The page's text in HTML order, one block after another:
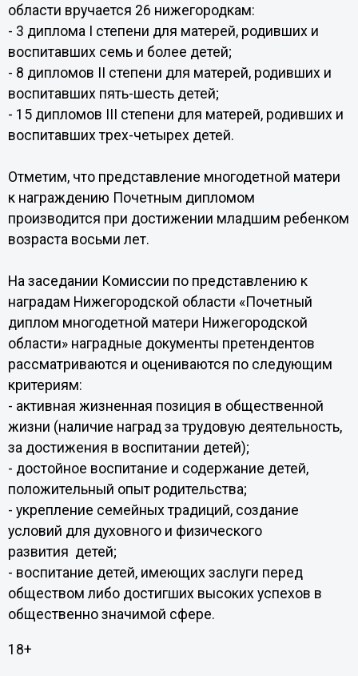
области вручается 26 нижегородкам:
- 3 диплома I степени для матерей, родивших и
воспитавших семь и более детей;
- 8 дипломов II степени для матерей, родивших и
воспитавших пять-шесть детей;
- 15 дипломов III степени для матерей, родивших и
воспитавших трех-четырех детей.
Отметим, что представление многодетной матери
к награждению Почетным дипломом
производится при достижении младшим ребенком
возраста восьми лет.
На заседании Комиссии по представлению к
наградам Нижегородской области «Почетный
диплом многодетной матери Нижегородской
области» наградные документы претендентов
рассматриваются и оцениваются по следующим
критериям:
- активная жизненная позиция в общественной
жизни (наличие наград за трудовую деятельность,
за достижения в воспитании детей);
- достойное воспитание и содержание детей,
положительный опыт родительства;
- укрепление семейных традиций, создание
условий для духовного и физического
развития детей;
- воспитание детей, имеющих заслуги перед
обществом либо достигших высоких успехов в
общественно значимой сфере.
18+